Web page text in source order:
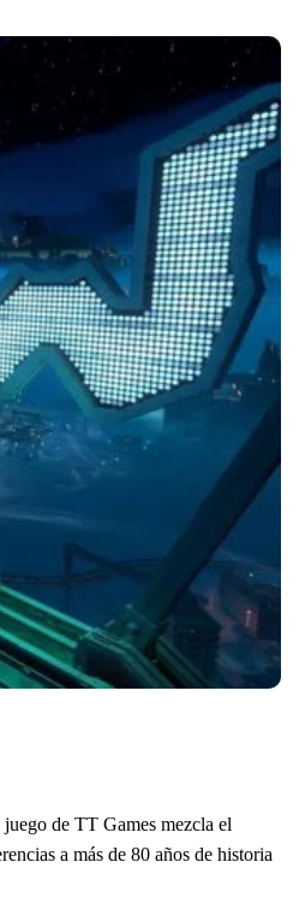
de TT Games mezcla el
a más de 80 años de historia